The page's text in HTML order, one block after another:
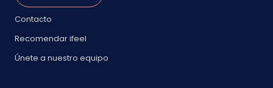
Contacto
Recomendar ifeel
Únete a nuestro equipo